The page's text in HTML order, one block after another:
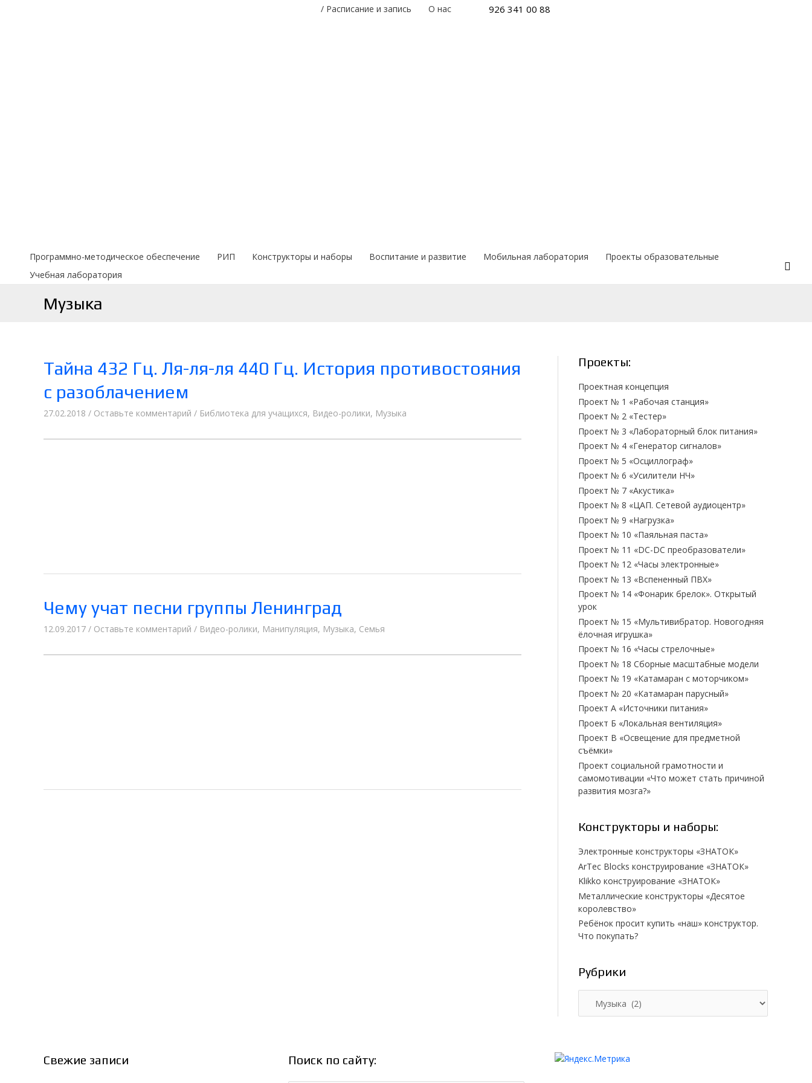
/ Расписание и запись О нас 926 341 00 88
Программно-методическое обеспечение РИП Конструкторы и наборы Воспитание и развитие Мобильная лаборатория
Проекты образовательные
Учебная лаборатория
Музыка
Тайна 432 Гц. Ля-ля-ля 440 Гц. История противостояния
с разоблачением
27.02.2018 / Оставьте комментарий / Библиотека для учащихся, Видео-ролики, Музыка
Чему учат песни группы Ленинград
12.09.2017 / Оставьте комментарий / Видео-ролики, Манипуляция, Музыка, Семья
Проекты:
Проектная концепция
Проект № 1 «Рабочая станция»
Проект № 2 «Тестер»
Проект № 3 «Лабораторный блок питания»
Проект № 4 «Генератор сигналов»
Проект № 5 «Осциллограф»
Проект № 6 «Усилители НЧ»
Проект № 7 «Акустика»
Проект № 8 «ЦАП. Сетевой аудиоцентр»
Проект № 9 «Нагрузка»
Проект № 10 «Паяльная паста»
Проект № 11 «DC-DC преобразователи»
Проект № 12 «Часы электронные»
Проект № 13 «Вспененный ПВХ»
Проект № 14 «Фонарик брелок». Открытый
урок
Проект № 15 «Мультивибратор. Новогодняя
ёлочная игрушка»
Проект № 16 «Часы стрелочные»
Проект № 18 Сборные масштабные модели
Проект № 19 «Катамаран с моторчиком»
Проект № 20 «Катамаран парусный»
Проект А «Источники питания»
Проект Б «Локальная вентиляция»
Проект В «Освещение для предметной
съёмки»
Проект социальной грамотности и
самомотивации «Что может стать причиной
развития мозга?»
Конструкторы и наборы:
Электронные конструкторы «ЗНАТОК»
ArTec Blocks конструирование «ЗНАТОК»
Klikko конструирование «ЗНАТОК»
Металлические конструкторы «Десятое
королевство»
Ребёнок просит купить «наш» конструктор.
Что покупать?
Рубрики
к
Свежие записи Поиск по сайту: